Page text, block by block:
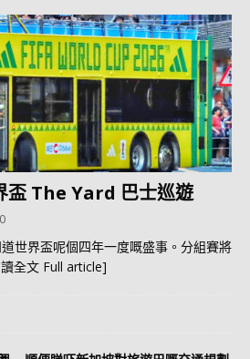
盃 The Yard 巴士巡遊
0
世界盃呢個四年一度嘅盛事。分組賽將
全文 Full article]